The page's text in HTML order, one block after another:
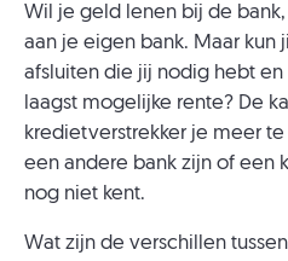
Wil je geld lenen bij de
aan je eigen bank. Maar kun
afsluiten die jij nodig hebt
laagst mogelijke rente? De
kredietverstrekker je meer
een andere bank zijn of een
nog niet kent.
Wat zijn de verschillen